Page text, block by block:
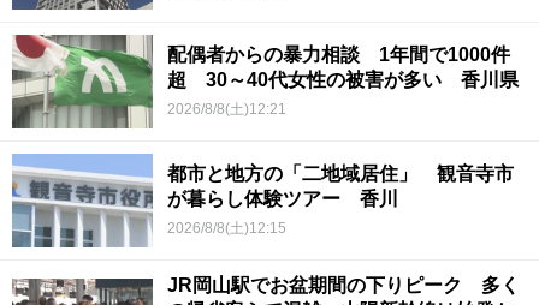
配偶者からの暴力相談 1年間で1000件
超 30～40代女性の被害が多い 香川県
2026/8/8(土)12:21
都市と地方の「二地域居住」 観音寺市
が暮らし体験ツアー 香川
2026/8/8(土)12:15
JR岡山駅でお盆期間の下りピーク 多く